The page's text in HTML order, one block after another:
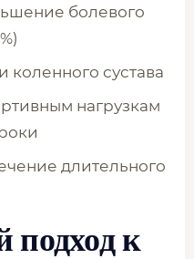
болевого
сустава
нагрузкам
длительного
подход к